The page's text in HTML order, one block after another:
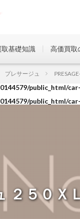
public_html/
public_html/
public_html/
基礎知識 高価買取
２５０Ｘ
プレサージュ